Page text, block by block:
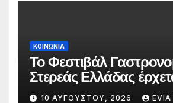
ΚΟΙΝΩΝΙΑ
Το Φεστιβάλ
Στερεάς Ελλάδας
Λίμνη και τη Στενή
10 ΑΥΓΟΎΣΤΟΥ, 2026 EVIA